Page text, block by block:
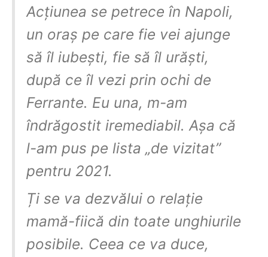
Acțiunea se petrece în Napoli,
un oraș pe care fie vei ajunge
să îl iubești, fie să îl urăști,
după ce îl vezi prin ochi de
Ferrante. Eu una, m-am
îndrăgostit iremediabil. Așa că
l-am pus pe lista „de vizitat”
pentru 2021.
Ți se va dezvălui o relație
mamă-fiică din toate unghiurile
posibile. Ceea ce va duce,